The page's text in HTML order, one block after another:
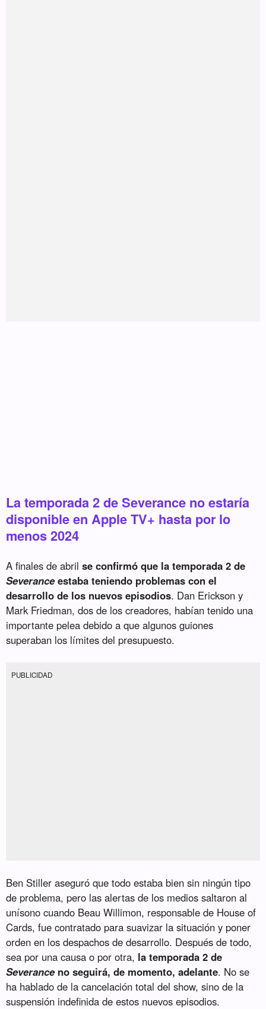
La temporada 2 de Severance no estaría
disponible en Apple TV+ hasta por lo
menos 2024
A finales de abrilse confirmó que la temporada 2 de
Severanceestaba teniendo problemas con el
desarrollo de los nuevos episodios. Dan Erickson y
Mark Friedman, dos de los creadores, habían tenido una
importante pelea debido a que algunos guiones
superaban los límites del presupuesto.
PUBLICIDAD
Ben Stiller aseguró que todo estaba bien sin ningún tipo
de problema, pero las alertas de los medios saltaron al
unísono cuando Beau Willimon, responsable de House of
Cards, fue contratado para suavizar la situación y poner
orden en los despachos de desarrollo. Después de todo,
sea por una causa o por otra, la temporada 2 de
Severanceno seguirá, de momento, adelante. No se
ha hablado de la cancelación total del show, sino de la
suspensión indefinida de estos nuevos episodios.